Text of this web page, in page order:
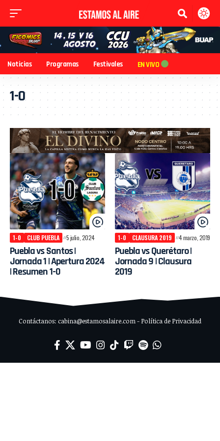
Noticias Programas Festivales EN VIVO
1-0
1-0 CLUB PUEBLA 5 julio, 2024
Puebla vs Santos |
Jornada 1 | Apertura 2024
| Resumen 1-0
1-0 CLAUSURA 2019 4 marzo, 2019
Puebla vs Querétaro |
Jornada 9 | Clausura
2019
Contáctanos: cabina@estamosalaire.com - Política de Privacidad